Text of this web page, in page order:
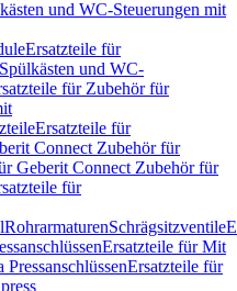
und WC-Steuerungen mit
Ersatzteile für
und WC-
für Zubehör für
Ersatzteile für
Connect Zubehör für
Geberit Connect Zubehör für
für
RohrarmaturenSchrägsitzventile
Ersatzteile für Mit
Ersatzteile für